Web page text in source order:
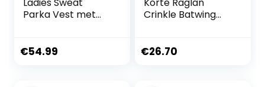
Ladies Sweat
Parka Vest met
€54.99
Korte Raglan
Crinkle Batwing
€26.70